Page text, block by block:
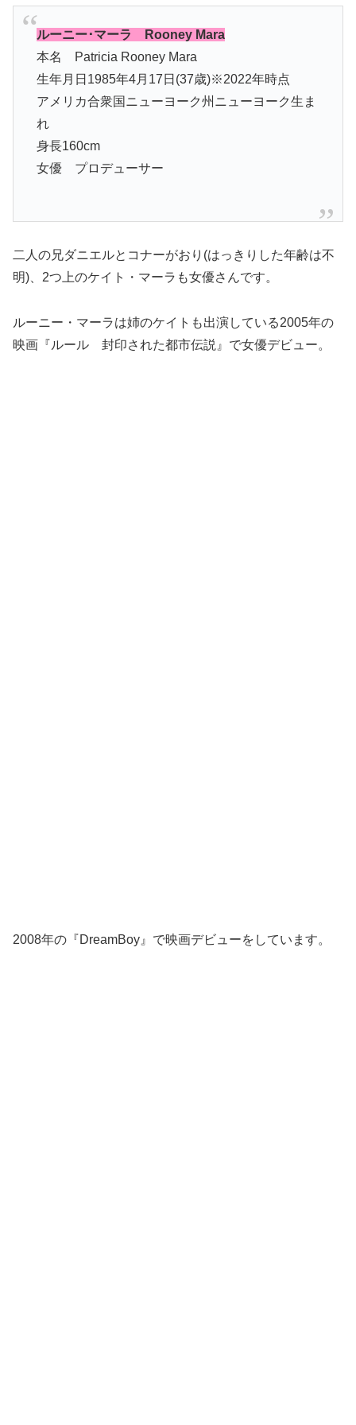
ルーニー･マーラ Rooney Mara
本名 Patricia Rooney Mara
生年月日1985年4月17日(37歳)※2022年時点
アメリカ合衆国ニューヨーク州ニューヨーク生ま
れ
身長160cm
女優 プロデューサー
二人の兄ダニエルとコナーがおり(はっきりした年齢は不
明)、2つ上のケイト・マーラも女優さんです。
ルーニー・マーラは姉のケイトも出演している2005年の
映画『ルール 封印された都市伝説』で女優デビュー。
2008年の『DreamBoy』で映画デビューをしています。